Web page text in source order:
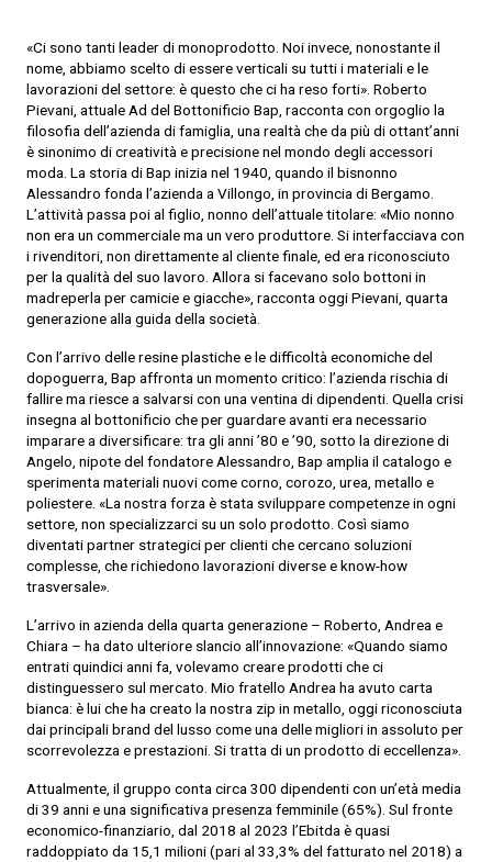
«Ci sono tanti leader di monoprodotto. Noi invece, nonostante il
nome, abbiamo scelto di essere verticali su tutti i materiali e le
lavorazioni del settore: è questo che ci ha reso forti». Roberto
Pievani, attuale Ad del Bottonificio Bap, racconta con orgoglio la
filosofia dell’azienda di famiglia, una realtà che da più di ottant’anni
è sinonimo di creatività e precisione nel mondo degli accessori
moda. La storia di Bap inizia nel 1940, quando il bisnonno
Alessandro fonda l’azienda a Villongo, in provincia di Bergamo.
L’attività passa poi al figlio, nonno dell’attuale titolare: «Mio nonno
non era un commerciale ma un vero produttore. Si interfacciava con
i rivenditori, non direttamente al cliente finale, ed era riconosciuto
per la qualità del suo lavoro. Allora si facevano solo bottoni in
madreperla per camicie e giacche», racconta oggi Pievani, quarta
generazione alla guida della società.
Con l’arrivo delle resine plastiche e le difficoltà economiche del
dopoguerra, Bap affronta un momento critico: l’azienda rischia di
fallire ma riesce a salvarsi con una ventina di dipendenti. Quella crisi
insegna al bottonificio che per guardare avanti era necessario
imparare a diversificare: tra gli anni ’80 e ’90, sotto la direzione di
Angelo, nipote del fondatore Alessandro, Bap amplia il catalogo e
sperimenta materiali nuovi come corno, corozo, urea, metallo e
poliestere. «La nostra forza è stata sviluppare competenze in ogni
settore, non specializzarci su un solo prodotto. Così siamo
diventati partner strategici per clienti che cercano soluzioni
complesse, che richiedono lavorazioni diverse e know-how
trasversale».
L’arrivo in azienda della quarta generazione – Roberto, Andrea e
Chiara – ha dato ulteriore slancio all’innovazione: «Quando siamo
entrati quindici anni fa, volevamo creare prodotti che ci
distinguessero sul mercato. Mio fratello Andrea ha avuto carta
bianca: è lui che ha creato la nostra zip in metallo, oggi riconosciuta
dai principali brand del lusso come una delle migliori in assoluto per
scorrevolezza e prestazioni. Si tratta di un prodotto di eccellenza».
Attualmente, il gruppo conta circa 300 dipendenti con un’età media
di 39 anni e una significativa presenza femminile (65%). Sul fronte
economico-finanziario, dal 2018 al 2023 l’Ebitda è quasi
raddoppiato da 15,1 milioni (pari al 33,3% del fatturato nel 2018) a